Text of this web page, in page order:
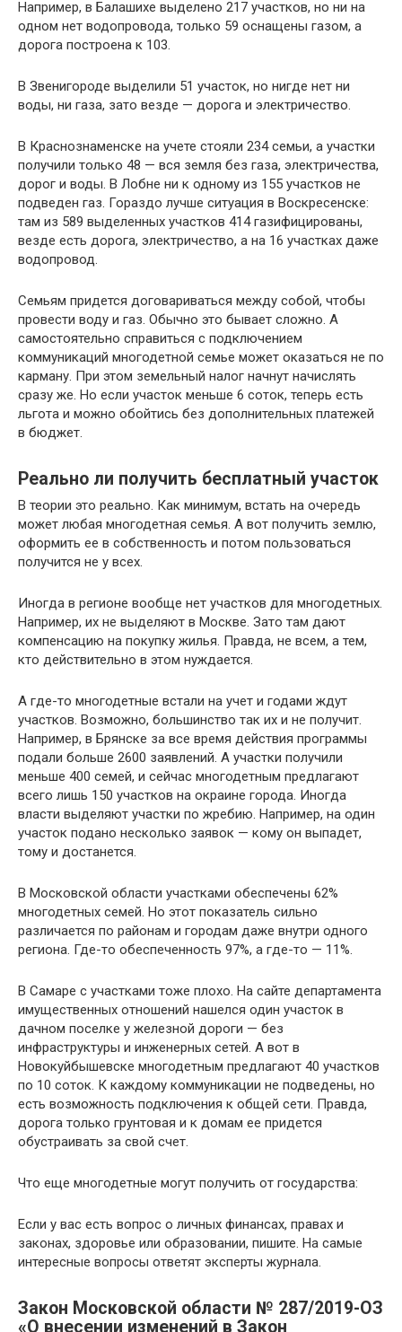
Например, в Балашихе выделено 217 участков, но ни на
одном нет водопровода, только 59 оснащены газом, а
дорога построена к 103.
В Звенигороде выделили 51 участок, но нигде нет ни
воды, ни газа, зато везде — дорога и электричество.
В Краснознаменске на учете стояли 234 семьи, а участки
получили только 48 — вся земля без газа, электричества,
дорог и воды. В Лобне ни к одному из 155 участков не
подведен газ. Гораздо лучше ситуация в Воскресенске:
там из 589 выделенных участков 414 газифицированы,
везде есть дорога, электричество, а на 16 участках даже
водопровод.
Семьям придется договариваться между собой, чтобы
провести воду и газ. Обычно это бывает сложно. А
самостоятельно справиться с подключением
коммуникаций многодетной семье может оказаться не по
карману. При этом земельный налог начнут начислять
сразу же. Но если участок меньше 6 соток, теперь есть
льгота и можно обойтись без дополнительных платежей
в бюджет.
Реально ли получить бесплатный участок
В теории это реально. Как минимум, встать на очередь
может любая многодетная семья. А вот получить землю,
оформить ее в собственность и потом пользоваться
получится не у всех.
Иногда в регионе вообще нет участков для многодетных.
Например, их не выделяют в Москве. Зато там дают
компенсацию на покупку жилья. Правда, не всем, а тем,
кто действительно в этом нуждается.
А где-то многодетные встали на учет и годами ждут
участков. Возможно, большинство так их и не получит.
Например, в Брянске за все время действия программы
подали больше 2600 заявлений. А участки получили
меньше 400 семей, и сейчас многодетным предлагают
всего лишь 150 участков на окраине города. Иногда
власти выделяют участки по жребию. Например, на один
участок подано несколько заявок — кому он выпадет,
тому и достанется.
В Московской области участками обеспечены 62%
многодетных семей. Но этот показатель сильно
различается по районам и городам даже внутри одного
региона. Где-то обеспеченность 97%, а где-то — 11%.
В Самаре с участками тоже плохо. На сайте департамента
имущественных отношений нашелся один участок в
дачном поселке у железной дороги — без
инфраструктуры и инженерных сетей. А вот в
Новокуйбышевске многодетным предлагают 40 участков
по 10 соток. К каждому коммуникации не подведены, но
есть возможность подключения к общей сети. Правда,
дорога только грунтовая и к домам ее придется
обустраивать за свой счет.
Что еще многодетные могут получить от государства:
Если у вас есть вопрос о личных финансах, правах и
законах, здоровье или образовании, пишите. На самые
интересные вопросы ответят эксперты журнала.
Закон Московской области № 287/2019-ОЗ
«О внесении изменений в Закон